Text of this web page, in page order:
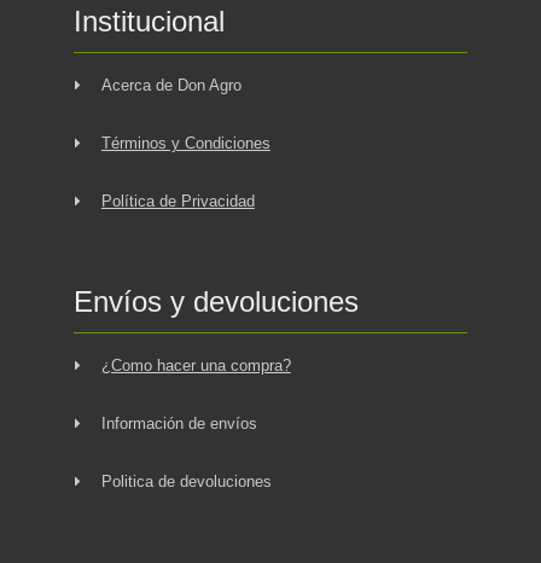
Institucional
Acerca de Don Agro
Términos y Condiciones
Política de Privacidad
Envíos y devoluciones
¿Como hacer una compra?
Información de envíos
Politica de devoluciones